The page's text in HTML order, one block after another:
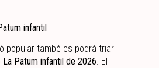
infantil
popular també es podrà triar
Patum infantil de 2026. El